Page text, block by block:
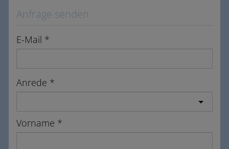
Anfrage senden
E-Mail
Anrede
Vorname